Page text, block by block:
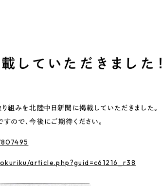
していただきました！
組みを北陸中日新聞に掲載していただきました。
ので、今後にご期待ください。
article.php?guid=c61216_r38